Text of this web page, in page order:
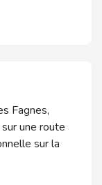
Fagnes,
une route
sur la